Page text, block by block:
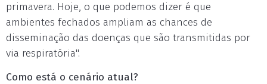
primavera. Hoje, o que podemos dizer é que
ambientes fechados ampliam as chances de
disseminação das doenças que são transmitidas por
via respiratória".
Como está o cenário atual?